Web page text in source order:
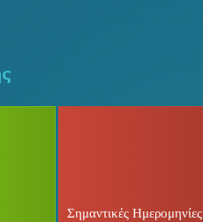
Σημαντικές Ημερομηνίες